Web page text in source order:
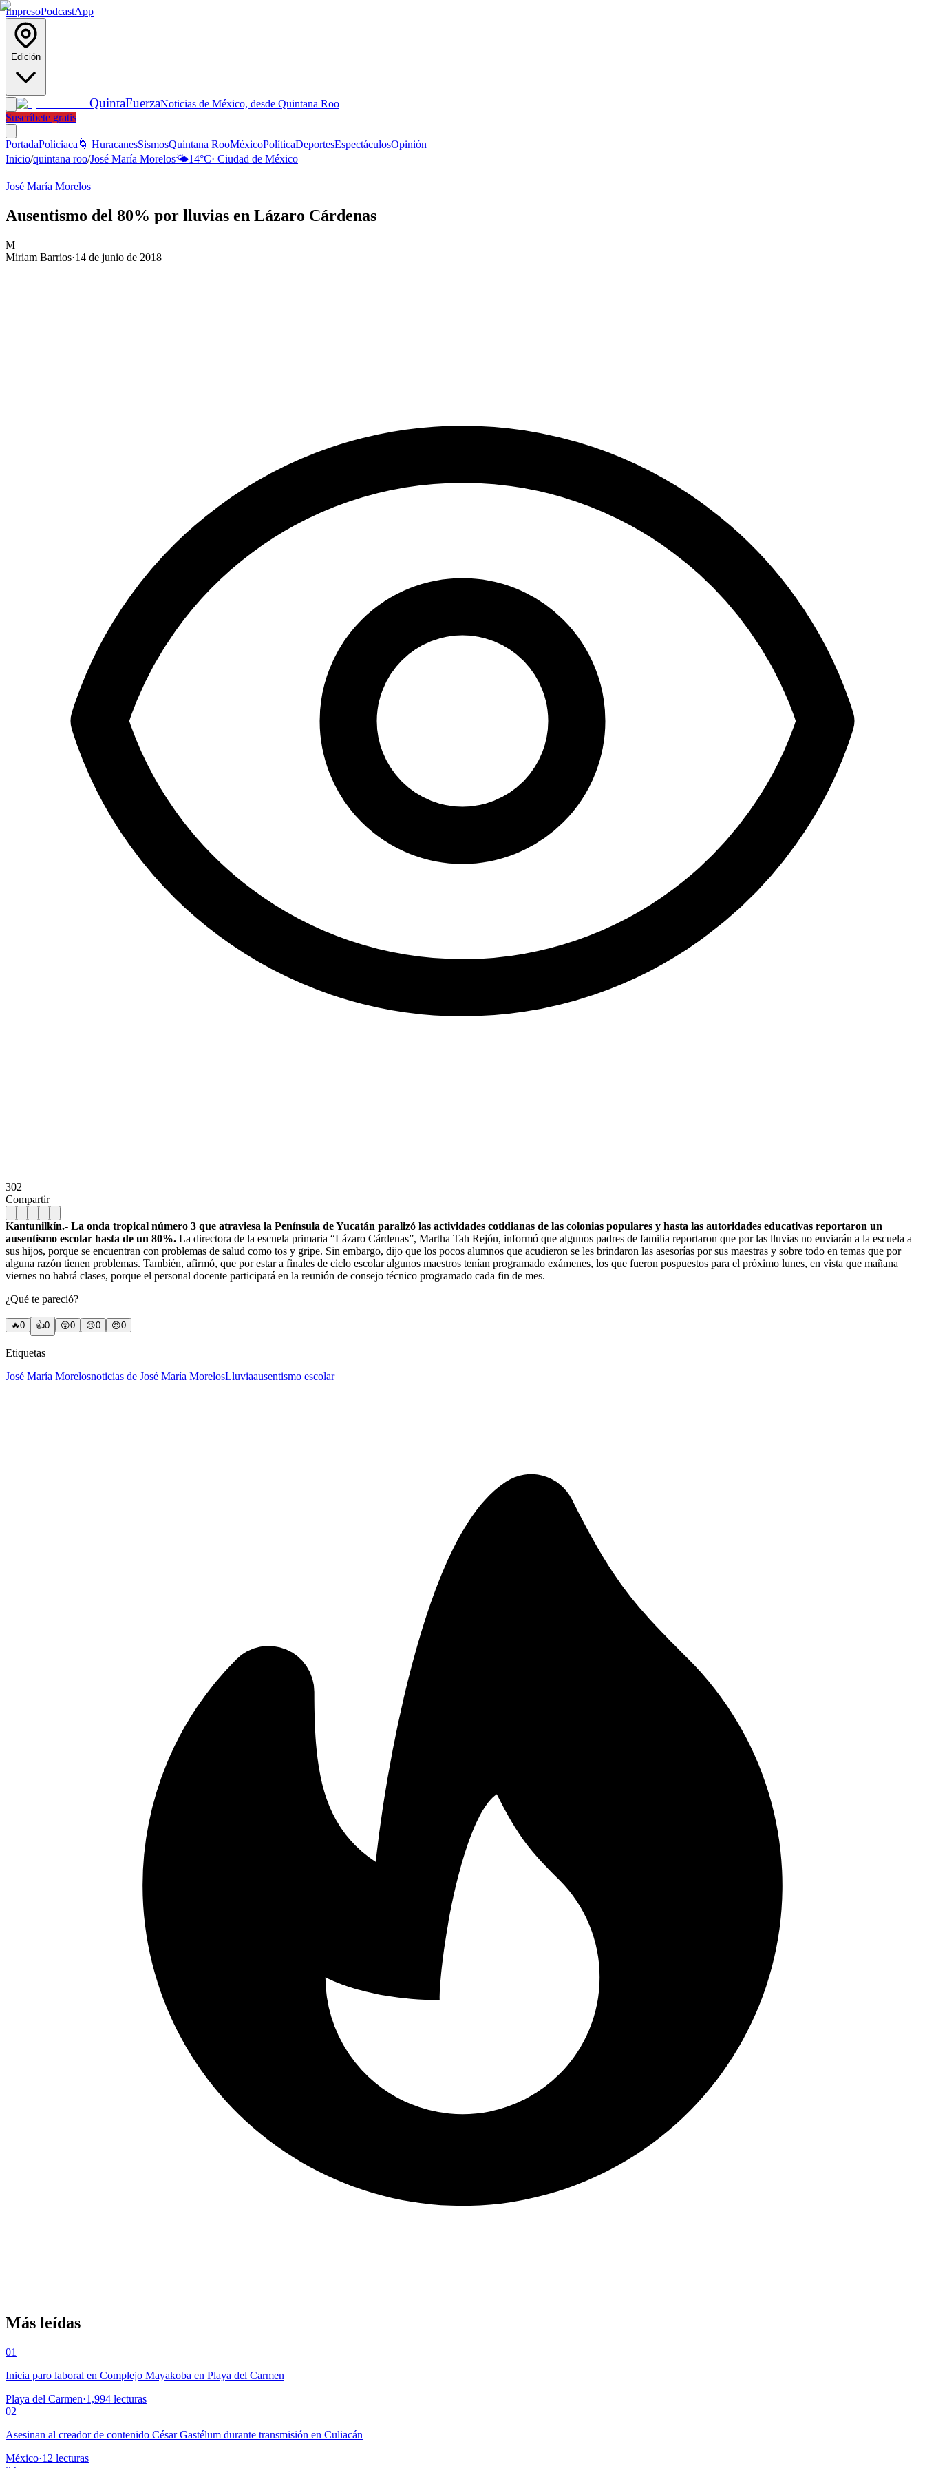
ImpresoPodcastApp
Edición
QuintaFuerzaNoticias de México, desde Quintana Roo
Suscríbete gratis
PortadaPoliciaca 🌀 HuracanesSismosQuintana RooMéxicoPolíticaDeportesEspectáculosOpinión
Inicio/quintana roo/José María Morelos🌤️14°C· Ciudad de México
José María Morelos
Ausentismo del 80% por lluvias en Lázaro Cárdenas
M
Miriam Barrios·14 de junio de 2018
302
Compartir
Kantunilkín.- La onda tropical número 3 que atraviesa la Península de Yucatán paralizó las actividades cotidianas de las colonias populares y hasta las autoridades educativas reportaron un
ausentismo escolar hasta de un 80%. La directora de la escuela primaria “Lázaro Cárdenas”, Martha Tah Rejón, informó que algunos padres de familia reportaron que por las lluvias no enviarán a la escuela a
sus hijos, porque se encuentran con problemas de salud como tos y gripe. Sin embargo, dijo que los pocos alumnos que acudieron se les brindaron las asesorías por sus maestras y sobre todo en temas que por
alguna razón tienen problemas. También, afirmó, que por estar a finales de ciclo escolar algunos maestros tenían programado exámenes, los que fueron pospuestos para el próximo lunes, en vista que mañana
viernes no habrá clases, porque el personal docente participará en la reunión de consejo técnico programado cada fin de mes.
¿Qué te pareció?
🔥0 👍0 😲0 😢0 😠0
Etiquetas
José María Morelosnoticias de José María MorelosLluviaausentismo escolar
Más leídas
01
Inicia paro laboral en Complejo Mayakoba en Playa del Carmen
Playa del Carmen·1,994 lecturas
02
Asesinan al creador de contenido César Gastélum durante transmisión en Culiacán
México·12 lecturas